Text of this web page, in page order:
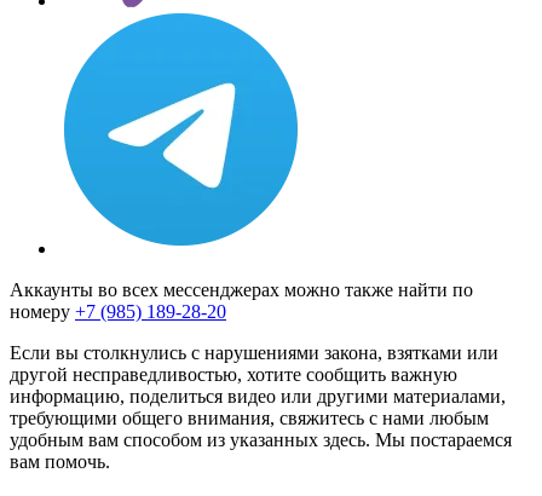
Аккаунты во всех мессенджерах можно также найти по
номеру +7 (985) 189-28-20
Если вы столкнулись с нарушениями закона, взятками или
другой несправедливостью, хотите сообщить важную
информацию, поделиться видео или другими материалами,
требующими общего внимания, свяжитесь с нами любым
удобным вам способом из указанных здесь. Мы постараемся
вам помочь.